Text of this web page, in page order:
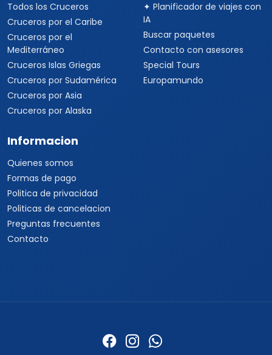
Todos los Cruceros
Cruceros por el Caribe
Cruceros por el
Mediterráneo
Cruceros Islas Griegas
Cruceros por Sudamérica
Cruceros por Asia
Cruceros por Alaska
✦ Planificador de viajes con
IA
Buscar paquetes
Contacto con asesores
Special Tours
Europamundo
Informacion
Quienes somos
Formas de pago
Politica de privacidad
Politicas de cancelacion
Preguntas frecuentes
Contacto